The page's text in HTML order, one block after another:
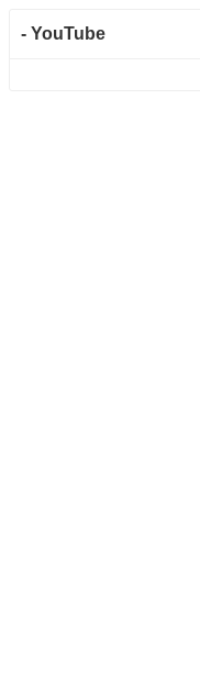
- YouTube